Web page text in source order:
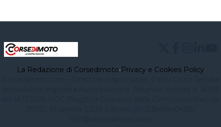
La Redazione di Corsedimoto•Privacy e Cookies Policy